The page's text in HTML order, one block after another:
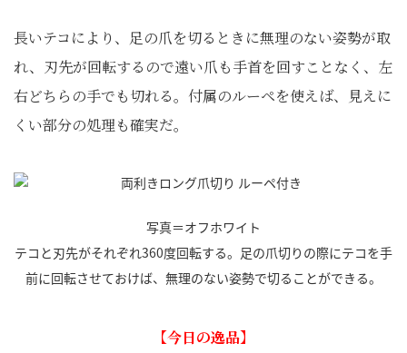
長いテコにより、足の爪を切るときに無理のない姿勢が取
れ、刃先が回転するので遠い爪も手首を回すことなく、左
右どちらの手でも切れる。付属のルーペを使えば、見えに
くい部分の処理も確実だ。
写真＝オフホワイト
テコと刃先がそれぞれ360度回転する。足の爪切りの際にテコを手
前に回転させておけば、無理のない姿勢で切ることができる。
【今日の逸品】